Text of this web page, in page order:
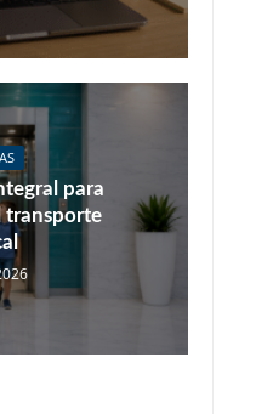
para
transporte